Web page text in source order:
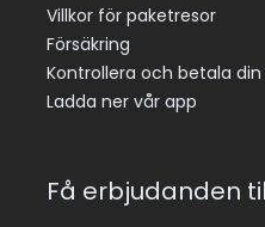
Villkor för paketresor
Försäkring
Kontrollera och betala din
Ladda ner vår app
Få erbjudanden